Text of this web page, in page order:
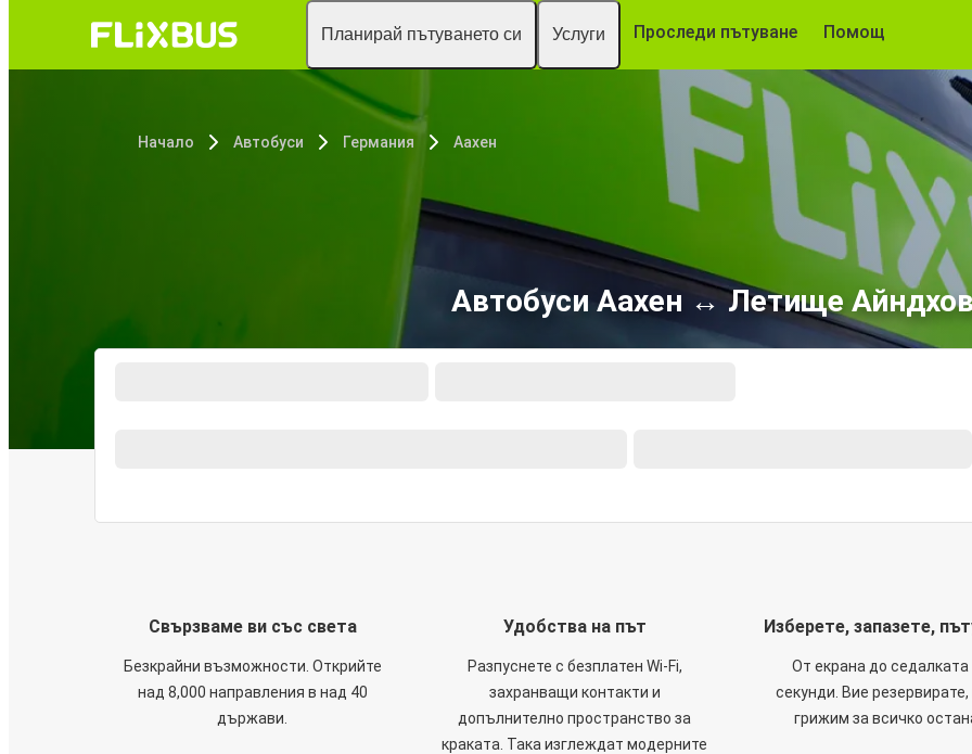
Планирай пътуването си Услуги Проследи пътуване Помощ
Начало Автобуси Германия Аахен
Автобуси Аахен ↔ Летище
Свързваме ви със света
Безкрайни възможности. Открийте
над 8,000 направления в над 40
държави.
Удобства на път
Разпуснете с безплатен Wi-Fi,
захранващи контакти и
допълнително пространство за
краката. Така изглеждат модерните
Изберете, запазете,
От екрана до седалката
секунди. Вие резервирате,
грижим за всичко